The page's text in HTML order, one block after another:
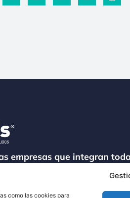
como las cookies para
empresas que integran